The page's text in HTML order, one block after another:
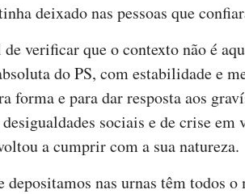
deixado nas pessoas que
verificar que o contexto não é
do PS, com estabilidade e
forma e para dar resposta aos
sociais e de crise em
a cumprir com a sua natureza.
depositamos nas urnas têm todos